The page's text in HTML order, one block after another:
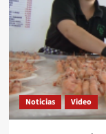
Noticias Video